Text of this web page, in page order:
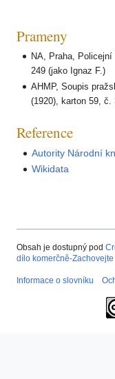
Prameny
NA, Praha,
249 (jako Ignaz F.)
AHMP, Soupis
(1920), karton 59, č.
Reference
Autority Národní
Wikidata
Obsah je dostupný pod
dílo komerčně-
Informace o slovníku